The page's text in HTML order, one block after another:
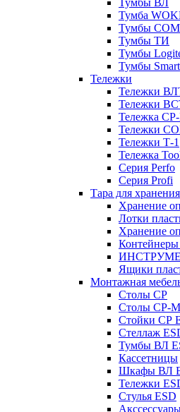
Тумбы ВЛ
Тумба
Тумбы
Тумбы ТИ
Тумбы
Тумбы Smart
Тележки
Тележки
Тележки
Тележка
Тележки
Тележки Т-1
Тележка
Серия Perfo
Серия Profi
Тара для хранения
Хранение
Лотки
Хранение
Контейнеры
Ящики
Монтажная
Столы СР
Столы СР-М
Стойки СР
Стеллаж
Тумбы ВЛ
Кассетницы
Шкафы ВЛ
Тележки
Стулья ESD